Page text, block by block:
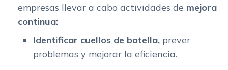
empresas llevar a cabo actividades de mejora
continua:
Identificar cuellos de botella, prever
problemas y mejorar la eficiencia.